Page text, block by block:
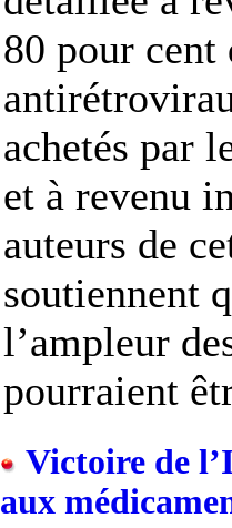
80 pour cent
achetés par
et à revenu
auteurs de
soutiennent
l’ampleur
pourraient
Victoire de
aux